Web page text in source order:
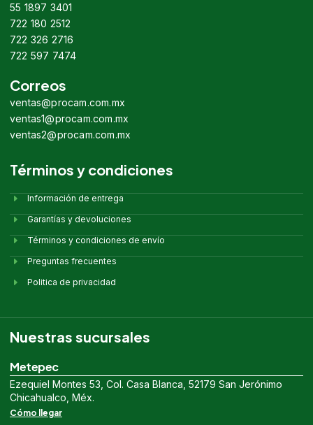
55 1897 3401
722 180 2512
722 326 2716
722 597 7474
Correos
ventas@procam.com.mx
ventas1@procam.com.mx
ventas2@procam.com.mx
Términos y condiciones
Información de entrega
Garantías y devoluciones
Términos y condiciones de envío
Preguntas frecuentes
Politica de privacidad
Nuestras sucursales
Metepec
Ezequiel Montes 53, Col. Casa Blanca, 52179 San Jerónimo
Chicahualco, Méx.
Cómo llegar